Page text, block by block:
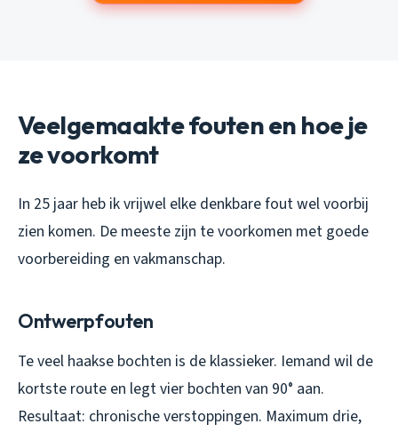
Veelgemaakte fouten en hoe je
ze voorkomt
In 25 jaar heb ik vrijwel elke denkbare fout wel voorbij
zien komen. De meeste zijn te voorkomen met goede
voorbereiding en vakmanschap.
Ontwerpfouten
Te veel haakse bochten is de klassieker. Iemand wil de
kortste route en legt vier bochten van 90° aan.
Resultaat: chronische verstoppingen. Maximum drie,